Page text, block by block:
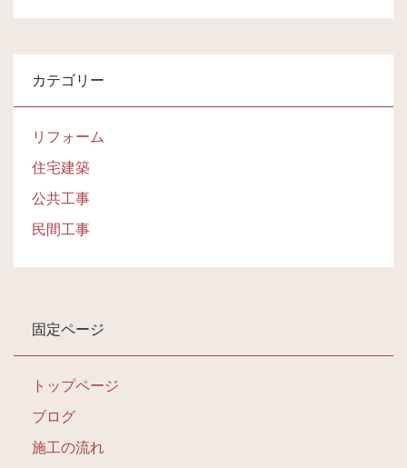
カテゴリー
リフォーム
住宅建築
公共工事
民間工事
固定ページ
トップページ
ブログ
施工の流れ